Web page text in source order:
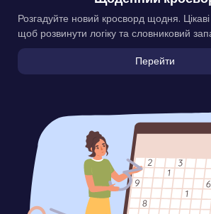
Розгадуйте новий кросворд щодня.
щоб розвинути логіку та словниковий
Перейти